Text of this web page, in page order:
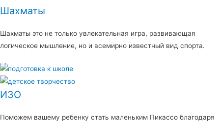
Шахматы
Шахматы это не только увлекательная игра, развивающая
логическое мышление, но и всемирно известный вид спорта.
ИЗО
Поможем вашему ребенку стать маленьким Пикассо благодаря